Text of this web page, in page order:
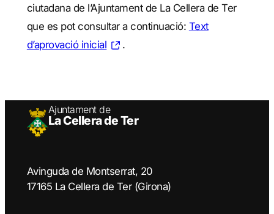
ciutadana de l’Ajuntament de La Cellera de Ter
que es pot consultar a continuació: Text
d’aprovació inicial
.
Ajuntament de
La Cellera de Ter
Avinguda de Montserrat, 20
17165 La Cellera de Ter (Girona)